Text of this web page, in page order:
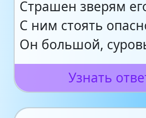
Страшен зверям
С ним стоять
Он большой,
Узнать